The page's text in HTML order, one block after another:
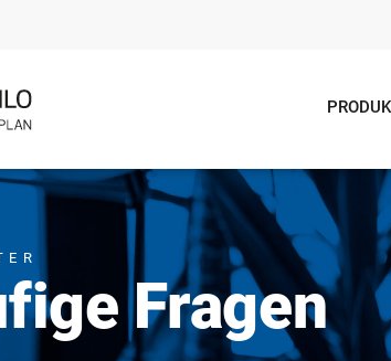
Fragen